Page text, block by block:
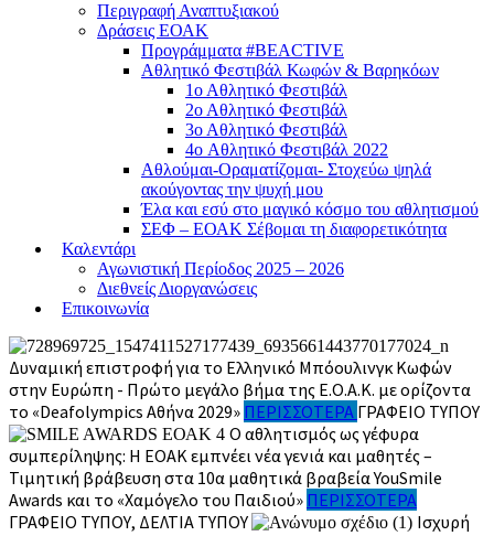
Περιγραφή Αναπτυξιακού
Δράσεις ΕΟΑΚ
Προγράμματα #BEACTIVE
Αθλητικό Φεστιβάλ Κωφών & Βαρηκόων
1ο Αθλητικό Φεστιβάλ
2ο Αθλητικό Φεστιβάλ
3ο Αθλητικό Φεστιβάλ
4o Αθλητικό Φεστιβάλ 2022
Αθλούμαι-Οραματίζομαι- Στοχεύω ψηλά
ακούγοντας την ψυχή μου
Έλα και εσύ στο μαγικό κόσμο του αθλητισμού
ΣΕΦ – ΕΟΑΚ Σέβομαι τη διαφορετικότητα
Καλεντάρι
Αγωνιστική Περίοδος 2025 – 2026
Διεθνείς Διοργανώσεις
Επικοινωνία
Δυναμική επιστροφή για το Ελληνικό Μπόουλινγκ Κωφών
στην Ευρώπη - Πρώτο μεγάλο βήμα της Ε.Ο.Α.Κ. με ορίζοντα
το «Deafolympics Αθήνα 2029» ΠΕΡΙΣΣΟΤΕΡΑ ΓΡΑΦΕΊΟ ΤΎΠΟΥ
Ο αθλητισμός ως γέφυρα
συμπερίληψης: Η ΕΟΑΚ εμπνέει νέα γενιά και μαθητές –
Τιμητική βράβευση στα 10α μαθητικά βραβεία YouSmile
Awards και το «Χαμόγελο του Παιδιού» ΠΕΡΙΣΣΟΤΕΡΑ
ΓΡΑΦΕΊΟ ΤΎΠΟΥ, ΔΕΛΤΊΑ ΤΎΠΟΥ
Ισχυρή